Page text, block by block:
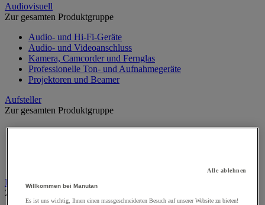
Audiovisuell
Zur gesamten Produktgruppe
Audio- und Hi-Fi-Geräte
Audio- und Videoanschluss
Kamera, Camcorder und Fernglas
Professionelle Ton- und Aufnahmegeräte
Projektoren und Beamer
Aufsteller
Zur gesamten Produktgruppe
Aufsteller auf Füßen
Beschilderung
Zur gesamten Produktgruppe
Alle ablehnen
Willkommen bei Manutan
Es ist uns wichtig, Ihnen einen massgeschneiderten Besuch auf unserer Website zu bieten!